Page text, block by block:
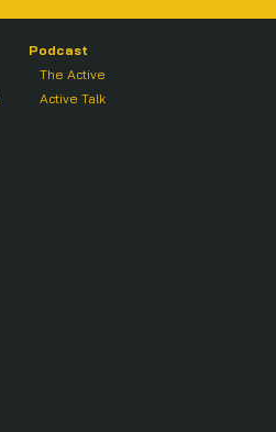
Podcast
The Active
Active Talk